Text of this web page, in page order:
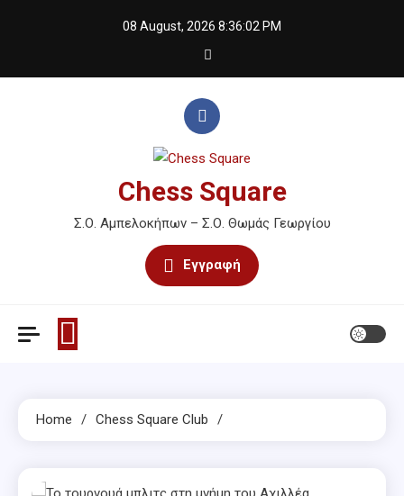
08 August, 2026 8:36:03 PM
Chess Square
Σ.Ο. Αμπελοκήπων – Σ.Ο. Θωμάς Γεωργίου
Εγγραφή
Home Chess Square Club